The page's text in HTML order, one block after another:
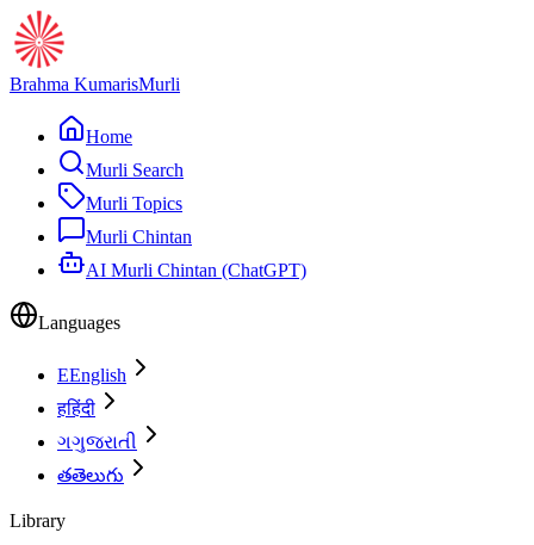
Brahma KumarisMurli
Home
Murli Search
Murli Topics
Murli Chintan
AI Murli Chintan (ChatGPT)
Languages
EEnglish
हहिंदी
ગગુજરાતી
తతెలుగు
Library